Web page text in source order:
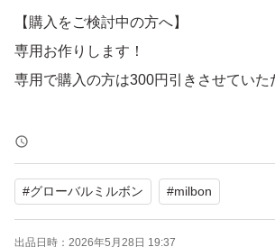
【購入をご検討中の方へ】
専用お作りします！
専用で購入の方は300円引きさせていた
誠に恐れ入りますが、取引実績（評価）
カウントを作成したばかりの方は、購
欄よりご連絡をお願いいたします。
お互いに安心してお取引を進めるため
#グローバルミルボン #milbon
出品日時： 2026年5月28日 19:37